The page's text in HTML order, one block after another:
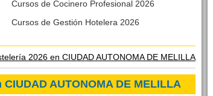
Cursos de Cocinero Profesional 2026
Cursos de Gestión Hotelera 2026
2026 en CIUDAD AUTONOMA DE MELILLA
AUTONOMA DE MELILLA